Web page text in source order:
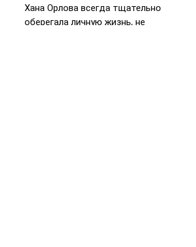
Хана Орлова всегда тщательно
оберегала личную жизнь, не